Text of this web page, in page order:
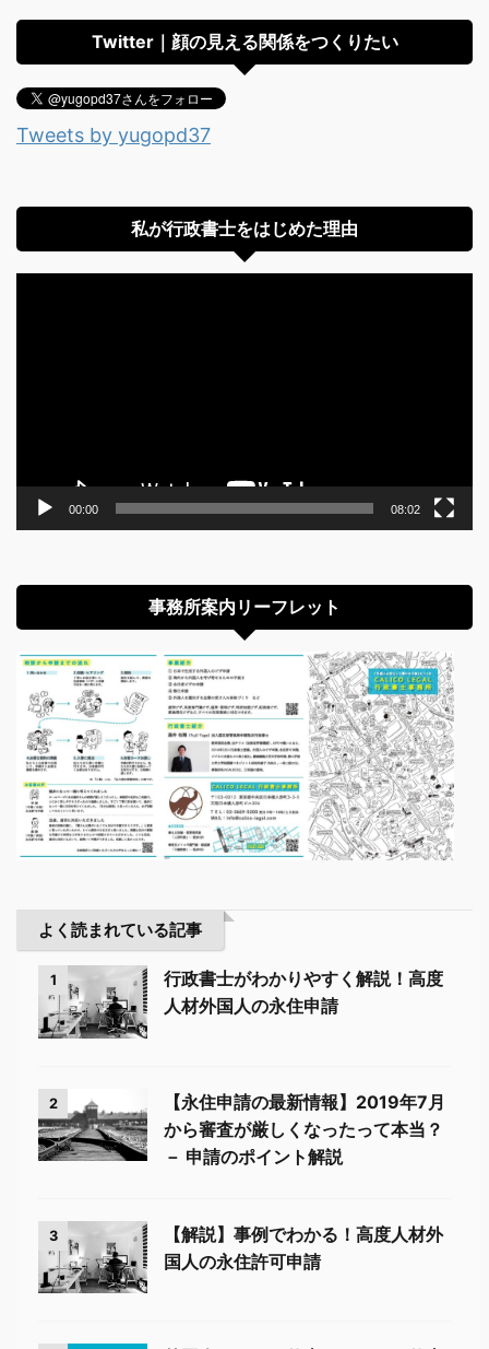
Twitter｜顔の見える関係をつくりたい
Tweets by yugopd37
私が行政書士をはじめた理由
00:00 08:02
事務所案内リーフレット
よく読まれている記事
1
行政書士がわかりやすく解説！高度
人材外国人の永住申請
2
【永住申請の最新情報】2019年7月
から審査が厳しくなったって本当？
－ 申請のポイント解説
3
【解説】事例でわかる！高度人材外
国人の永住許可申請